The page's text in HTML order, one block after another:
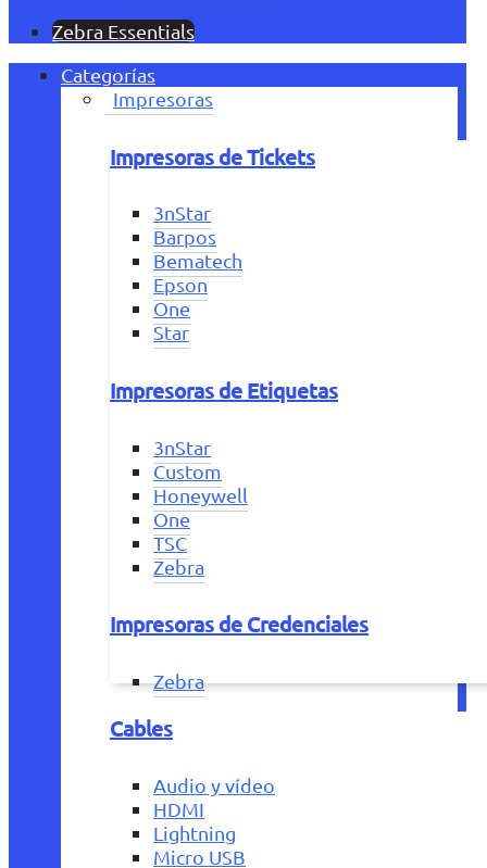
Zebra Essentials
Categorías
Impresoras
Impresoras de Tickets
3nStar
Barpos
Bematech
Epson
One
Star
Impresoras de Etiquetas
3nStar
Custom
Honeywell
One
TSC
Zebra
Impresoras de Credenciales
Zebra
Cables
Audio y vídeo
HDMI
Lightning
Micro USB